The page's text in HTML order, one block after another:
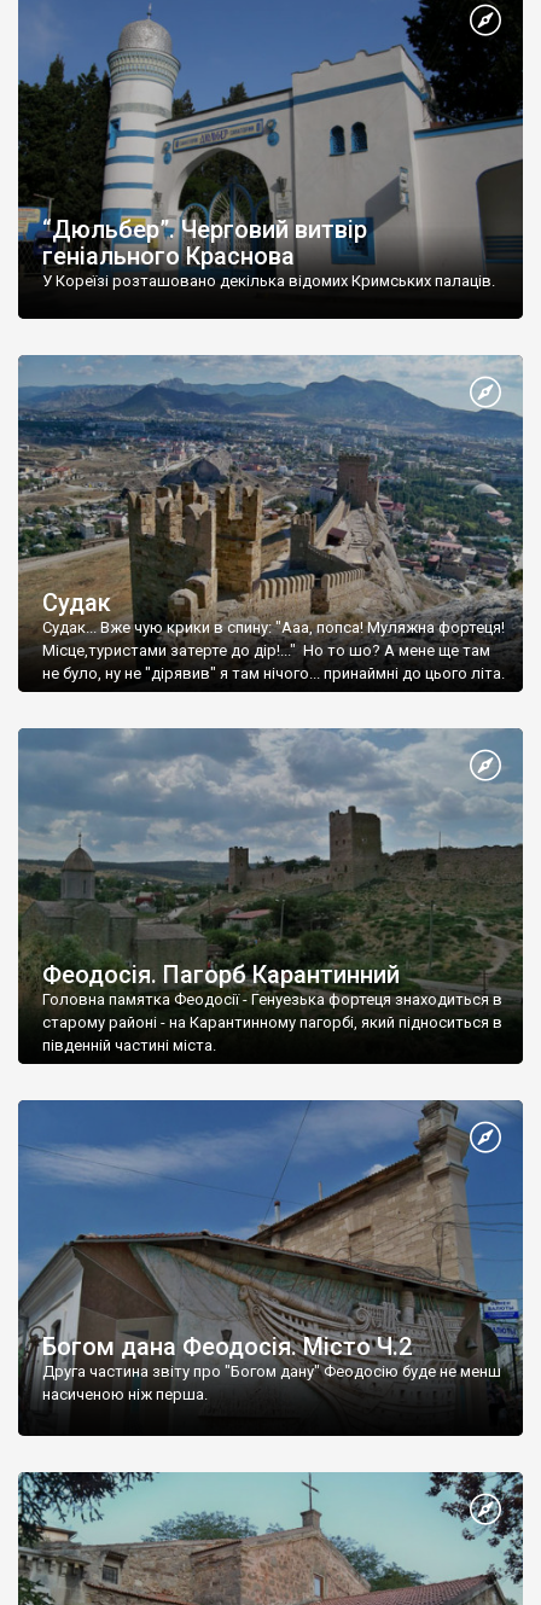
“Дюльбер”. Черговий витвір
геніального Краснова
У Кореїзі розташовано декілька відомих Кримських палаців.
Судак
Судак... Вже чую крики в спину: "Ааа, попса! Муляжна фортеця!
Місце,туристами затерте до дір!..." Но то шо? А мене ще там
не було, ну не "дірявив" я там нічого... принаймні до цього літа.
Феодосія. Пагорб Карантинний
Головна памятка Феодосії - Генуезька фортеця знаходиться в
старому районі - на Карантинному пагорбі, який підноситься в
південній частині міста.
Богом дана Феодосія. Місто Ч.2
Друга частина звіту про "Богом дану" Феодосію буде не менш
насиченою ніж перша.